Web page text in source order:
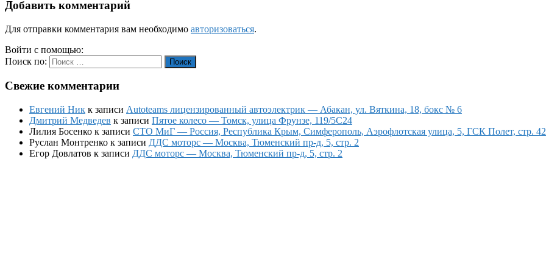
Добавить комментарий
Для отправки комментария вам необходимо авторизоваться.
Войти с помощью:
Поиск по:
Поиск
Свежие комментарии
Евгений Ник к записи Autoteams лицензированный автоэлектрик — Абакан, ул. Вяткина, 18, бокс № 6
Дмитрий Медведев к записи Пятое колесо — Томск, улица Фрунзе, 119/5С24
Лилия Босенко к записи СТО МиГ — Россия, Республика Крым, Симферополь, Аэрофлотская улица, 5, ГСК Полет, стр.
Руслан Монтренко к записи ДДС моторс — Москва, Тюменский пр-д, 5, стр. 2
Егор Довлатов к записи ДДС моторс — Москва, Тюменский пр-д, 5, стр. 2